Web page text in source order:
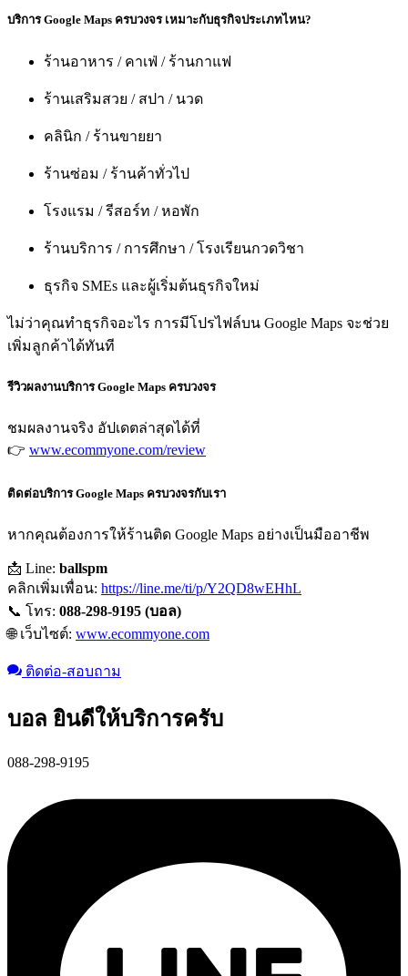
บริการ Google Maps ครบวงจร เหมาะกับธุรกิจประเภทไหน?
ร้านอาหาร / คาเฟ่ / ร้านกาแฟ
ร้านเสริมสวย / สปา / นวด
คลินิก / ร้านขายยา
ร้านซ่อม / ร้านค้าทั่วไป
โรงแรม / รีสอร์ท / หอพัก
ร้านบริการ / การศึกษา / โรงเรียนกวดวิชา
ธุรกิจ SMEs และผู้เริ่มต้นธุรกิจใหม่
ไม่ว่าคุณทำธุรกิจอะไร การมีโปรไฟล์บน Google Maps จะช่วย
เพิ่มลูกค้าได้ทันที
รีวิวผลงานบริการ Google Maps ครบวงจร
ชมผลงานจริง อัปเดตล่าสุดได้ที่
👉 www.ecommyone.com/review
ติดต่อบริการ Google Maps ครบวงจรกับเรา
หากคุณต้องการให้ร้านติด Google Maps อย่างเป็นมืออาชีพ
📩 Line: ballspm
คลิกเพิ่มเพื่อน: https://line.me/ti/p/Y2QD8wEHhL
📞 โทร: 088-298-9195 (บอล)
🌐 เว็บไซต์: www.ecommyone.com
ติดต่อ-สอบถาม
บอล ยินดีให้บริการครับ
088-298-9195